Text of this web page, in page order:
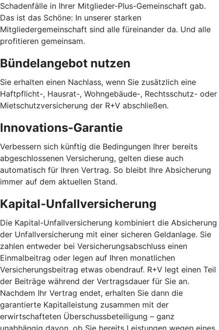
Schadenfälle in Ihrer Mitglieder-Plus-Gemeinschaft gab.
Das ist das Schöne: In unserer starken
Mitgliedergemeinschaft sind alle füreinander da. Und alle
profitieren gemeinsam.
Bündelangebot nutzen
Sie erhalten einen Nachlass, wenn Sie zusätzlich eine
Haftpflicht-, Hausrat-, Wohngebäude-, Rechtsschutz- oder
Mietschutzversicherung der R+V abschließen.
Innovations-Garantie
Verbessern sich künftig die Bedingungen Ihrer bereits
abgeschlossenen Versicherung, gelten diese auch
automatisch für Ihren Vertrag. So bleibt Ihre Absicherung
immer auf dem aktuellen Stand.
Kapital-Unfallversicherung
Die Kapital-Unfallversicherung kombiniert die Absicherung
der Unfallversicherung mit einer sicheren Geldanlage. Sie
zahlen entweder bei Versicherungsabschluss einen
Einmalbeitrag oder legen auf Ihren monatlichen
Versicherungsbeitrag etwas obendrauf. R+V legt einen Teil
der Beiträge während der Vertragsdauer für Sie an.
Nachdem Ihr Vertrag endet, erhalten Sie dann die
garantierte Kapitalleistung zusammen mit der
erwirtschafteten Überschussbeteiligung – ganz
unabhängig davon, ob Sie bereits Leistungen wegen eines